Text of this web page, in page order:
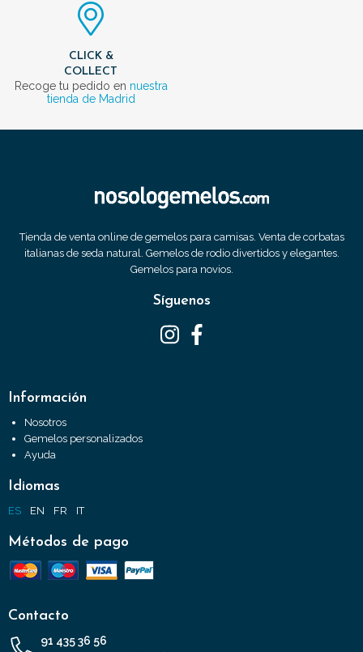
CLICK &
COLLECT
Recoge tu pedido en nuestra
tienda de Madrid
Tienda de venta online de gemelos para camisas. Venta de corbatas
italianas de seda natural. Gemelos de rodio divertidos y elegantes.
Gemelos para novios.
Síguenos
Información
Nosotros
Gemelos personalizados
Ayuda
Idiomas
ES EN FR IT
Métodos de pago
Contacto
91 435 36 56